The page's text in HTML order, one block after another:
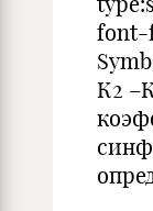
font-
К2